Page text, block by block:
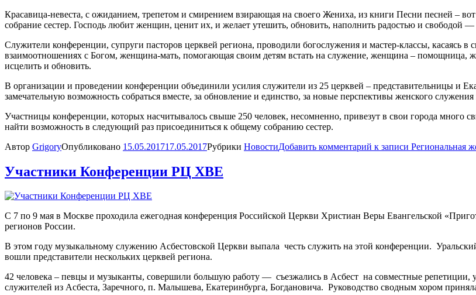
Красавица-невеста, с ожиданием, трепетом и смирением взирающая на своего Жениха, из книги Песни песней –
собрание сестер. Господь любит женщин, ценит их, и желает утешить, обновить, наполнить радостью и свободой —
Служители конференции, супруги пасторов церквей региона, проводили богослужения и мастер-классы, касаясь
взаимоотношениях с Богом, женщина-мать, помогающая своим детям встать на служение, женщина – помощница,
исцелить и обновить.
В организации и проведении конференции объединили усилия служители из 25 церквей – представительницы и
замечательную возможность собраться вместе, за обновление и единство, за новые перспективы женского служения
Участницы конференции, которых насчитывалось свыше 250 человек, несомненно, привезут в свои города много
найти возможность в следующий раз присоединиться к общему собранию сестер.
Автор GrigoryОпубликовано 15.05.201717.05.2017Рубрики НовостиДобавить комментарий к записи Региональная
Участники Конференции РЦ ХВЕ
С 7 по 9 мая в Москве проходила ежегодная конференция Российской Церкви Христиан Веры Евангельской
регионов России.
В этом году музыкальному служению Асбестовской Церкви выпала честь служить на этой конференции.
вошли представители нескольких церквей региона.
42 человека – певцы и музыканты, совершили большую работу — съезжались в Асбест на совместные репетиции,
служителей из Асбеста, Заречного, п. Малышева, Екатеринбурга, Богдановича. Руководство сводным хором